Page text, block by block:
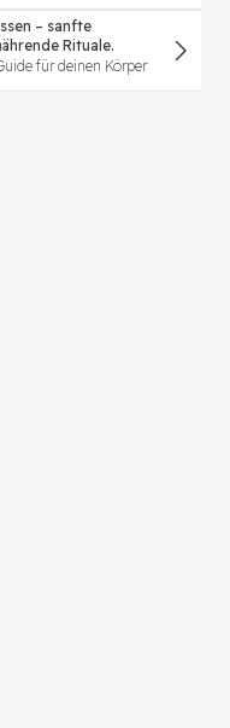
– sanfte
Rituale.
für deinen Körper